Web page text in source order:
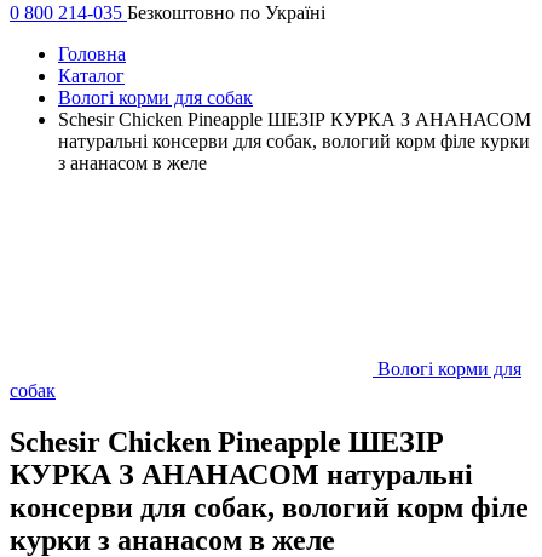
0 800 214-035 Безкоштовно по Україні
Головна
Каталог
Вологі корми для собак
Schesir Chicken Pineapple ШЕЗІР КУРКА З АНАНАСОМ
натуральні консерви для собак, вологий корм філе курки
з ананасом в желе
Вологі корми для
собак
Schesir Chicken Pineapple ШЕЗІР
КУРКА З АНАНАСОМ натуральні
консерви для собак, вологий корм філе
курки з ананасом в желе